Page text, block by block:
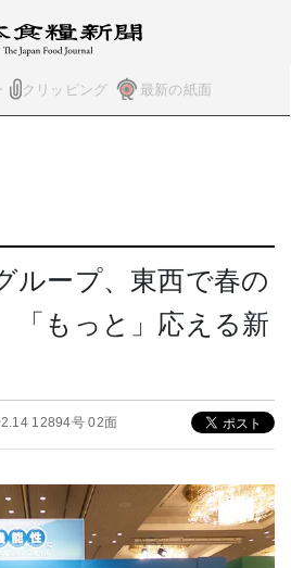
クリッピング 最新の紙面
ループ、東西で春の
もっと」応える新
12894号 02面